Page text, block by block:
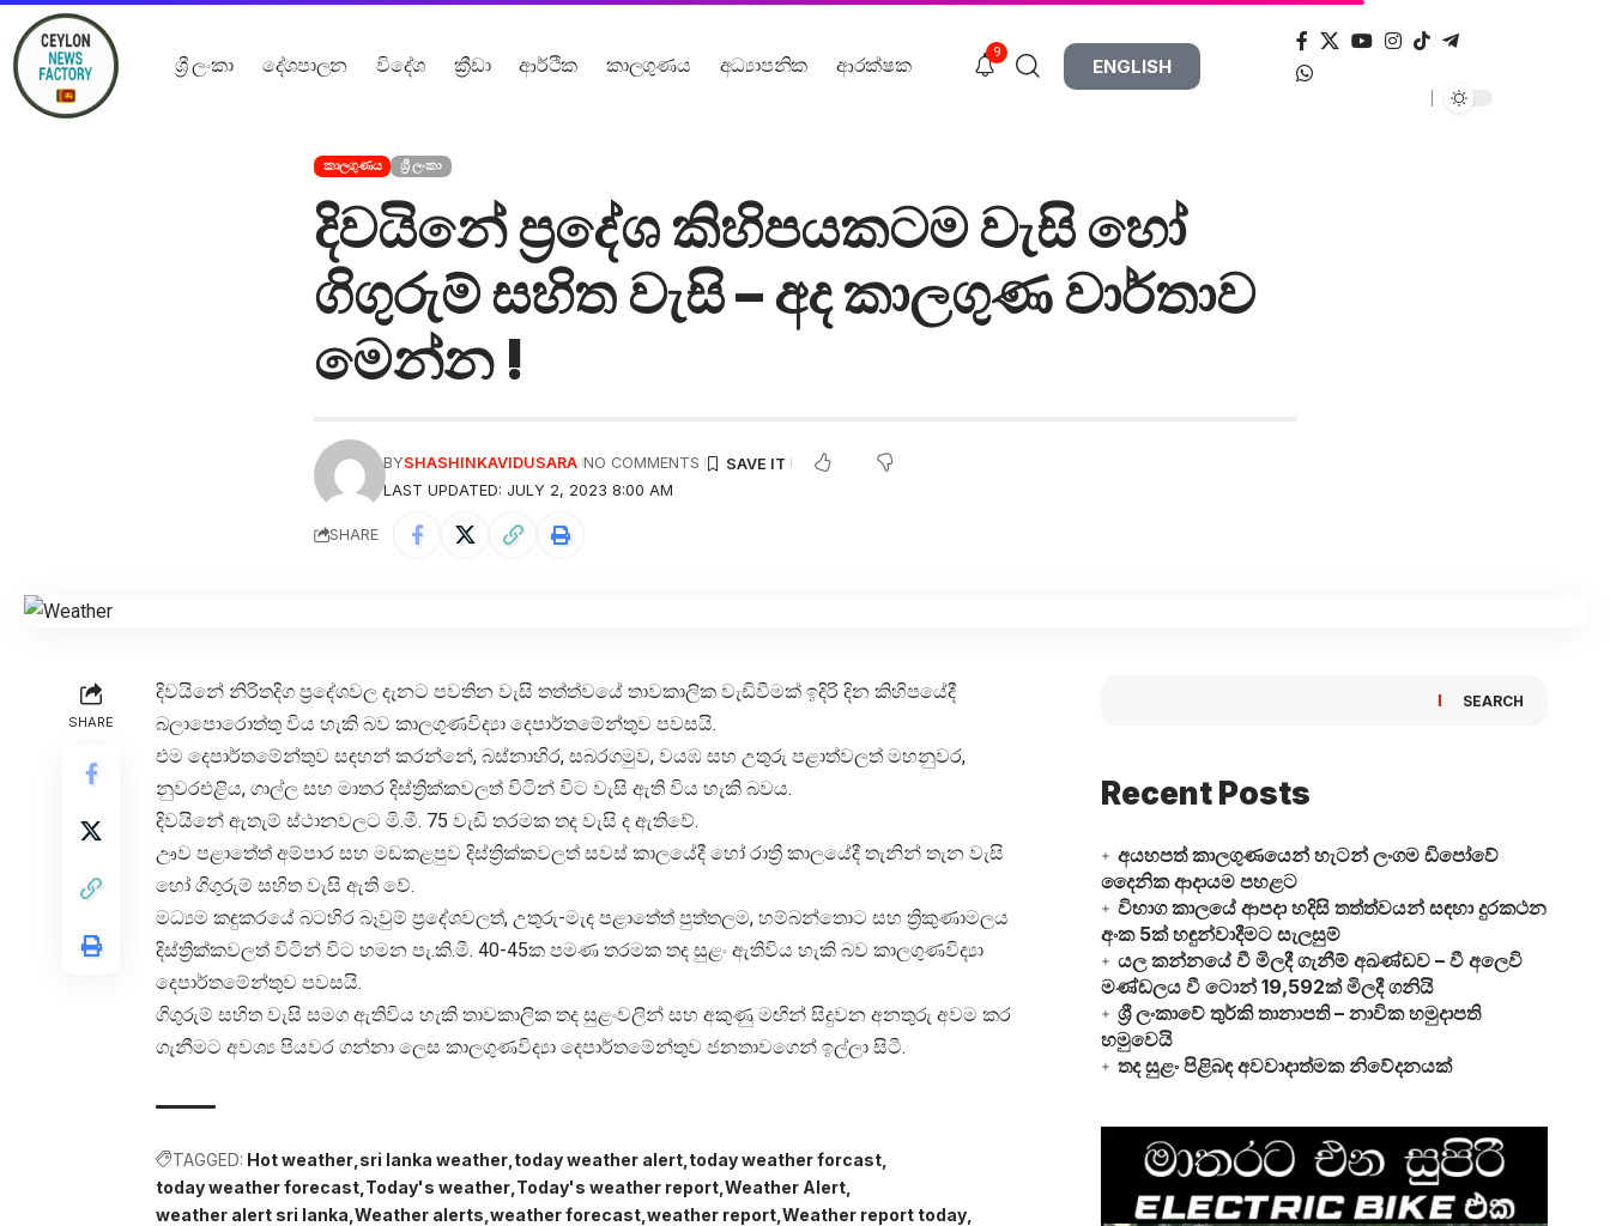
ශ්‍රී ලංකා දේශපාලන විදේශ ක්‍රීඩා ආර්ථික කාලගුණය අධ්‍යාපනික ආරක්ෂක
9
ENGLISH
කාලගුණය ශ්‍රී ලංකා
දිවයිනේ ප්‍රදේශ කිහිපයකටම වැසි හෝ
ගිගුරුම් සහිත වැසි – අද කාලගුණ වාර්තාව
මෙන්න !
LAST UPDATED: JULY 2, 2023 8:00 AM
BYSHASHINKAVIDUSARA NO COMMENTS
SHARE
SHARE
දිවයිනේ නිරිතදිග ප්‍රදේශවල දැනට පවතින වැසි තත්ත්වයේ තාවකාලික වැඩිවීමක් ඉදිරි දින කිහිපයේදී
බලාපොරොත්තු විය හැකි බව කාලගුණවිද්‍යා දෙපාර්තමේන්තුව පවසයි.
එම දෙපාර්තමේන්තුව සඳහන් කරන්නේ, බස්නාහිර, සබරගමුව, වයඹ සහ උතුරු පළාත්වලත් මහනුවර,
නුවරඑළිය, ගාල්ල සහ මාතර දිස්ත්‍රික්කවලත් විටින් විට වැසි ඇති විය හැකි බවය.
දිවයිනේ ඇතැම් ස්ථානවලට මි.මී. 75 වැඩි තරමක තද වැසි ද ඇතිවේ.
ඌව පළාතේත් අම්පාර සහ මඩකළපුව දිස්ත්‍රික්කවලත් සවස් කාලයේදී හෝ රාත්‍රී කාලයේදී තැනින් තැන වැසි
හෝ ගිගුරුම් සහිත වැසි ඇති වේ.
මධ්‍යම කඳුකරයේ බටහිර බෑවුම් ප්‍රදේශවලත්, උතුරු-මැද පළාතේත් පුත්තලම, හම්බන්තොට සහ ත්‍රිකුණාමලය
දිස්ත්‍රික්කවලත් විටින් විට හමන පැ.කි.මී. 40-45ක පමණ තරමක තද සුළං ඇතිවිය හැකි බව කාලගුණවිද්‍යා
දෙපාර්තමේන්තුව පවසයි.
ගිගුරුම් සහිත වැසි සමග ඇතිවිය හැකි තාවකාලික තද සුළංවලින් සහ අකුණු මඟින් සිදුවන අනතුරු අවම කර
ගැනීමට අවශ්‍ය පියවර ගන්නා ලෙස කාලගුණවිද්‍යා දෙපාර්තමේන්තුව ජනතාවගෙන් ඉල්ලා සිටී.
TAGGED: Hot weather sri lanka weather today weather alert today weather forcast
today weather forecast Today's weather Today's weather report Weather Alert
weather alert sri lanka Weather alerts weather forecast weather report Weather report today
SEARCH
Recent Posts
අයහපත් කාලගුණයෙන් හැටන් ලංගම ඩිපෝවේ
දෛනික ආදායම පහළට
විභාග කාලයේ ආපදා හදිසි තත්ත්වයන් සඳහා දුරකථන
අංක 5ක් හඳුන්වාදීමට සැලසුම්
යල කන්නයේ වී මිලදී ගැනීම් අඛණ්ඩව – වී අලෙවි
මණ්ඩලය වී ටොන් 19,592ක් මිලදී ගනියි
ශ්‍රී ලංකාවේ තුර්කි තානාපති – නාවික හමුදාපති
හමුවෙයි
තද සුළං පිළිබඳ අවවාදාත්මක නිවේදනයක්
Video
Player